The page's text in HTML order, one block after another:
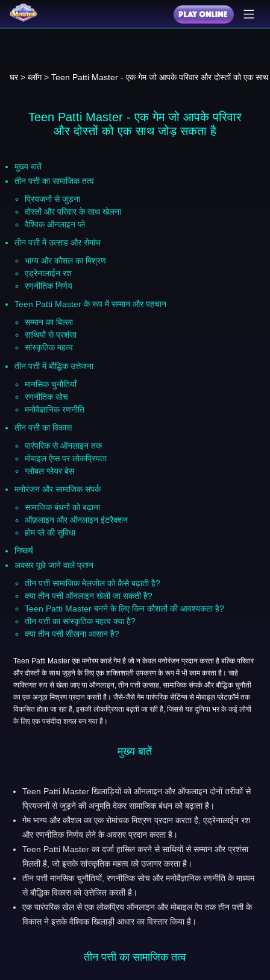
घर> ब्लॉग > Teen Patti Master - एक गेम जो आपके
Teen Patti Master - एक गेम जो आपके परिवार
और दोस्तों को एक साथ जोड़ सकता है
मुख्य बातें
तीन पत्ती का सामाजिक तत्व
प्रियजनों से जुड़ना
दोस्तों और परिवार के साथ खेलना
वैश्विक ऑनलाइन प्ले
तीन पत्ती में उत्साह और रोमांच
भाग्य और कौशल का मिश्रण
एड्रेनालाईन रश
रणनीतिक निर्णय
Teen Patti Master के रूप में सम्मान और पहचान
सम्मान का बिल्ला
साथियों से प्रशंसा
सांस्कृतिक महत्व
तीन पत्ती में बौद्धिक उत्तेजना
मानसिक चुनौतियाँ
रणनीतिक सोच
मनोवैज्ञानिक रणनीति
तीन पत्ती का विकास
पारंपरिक से ऑनलाइन तक
मोबाइल ऐप्स पर लोकप्रियता
ग्लोबल प्लेयर बेस
मनोरंजन और सामाजिक संपर्क
सामाजिक बंधनों को बढ़ाना
ऑफ़लाइन और ऑनलाइन इंटरैक्शन
होम प्ले की सुविधा
निष्कर्ष
अक्सर पूछे जाने वाले प्रश्न
तीन पत्ती सामाजिक मेलजोल को कैसे बढ़ाती है?
क्या तीन पत्ती ऑनलाइन खेली जा सकती है?
Teen Patti Master बनने के लिए किन कौशलों की आवश्यकता है?
तीन पत्ती का सांस्कृतिक महत्व क्या है?
क्या तीन पत्ती सीखना आसान है?
Teen Patti Master एक मनोरम कार्ड गेम है जो न केवल मनोरंजन प्रदान करता है बल्कि परिवार
और दोस्तों के साथ जुड़ने के लिए एक शक्तिशाली उपकरण के रूप में भी काम करता है। चाहे
व्यक्तिगत रूप से खेला जाए या ऑनलाइन, तीन पत्ती उत्साह, सामाजिक संपर्क और बौद्धिक चुनौती
का एक अनूठा मिश्रण प्रदान करती है। जैसे-जैसे गेम पारंपरिक सेटिंग्स से मोबाइल प्लेटफ़ॉर्म तक
विकसित होता जा रहा है, इसकी लोकप्रियता बढ़ती जा रही है, जिससे यह दुनिया भर के कई लोगों
के लिए एक पसंदीदा शगल बन गया है।
मुख्य बातें
Teen Patti Master खिलाड़ियों को ऑनलाइन और ऑफलाइन दोनों तरीकों से
प्रियजनों से जुड़ने की अनुमति देकर सामाजिक बंधन को बढ़ाता है।
गेम भाग्य और कौशल का एक रोमांचक मिश्रण प्रदान करता है, एड्रेनालाईन रश
और रणनीतिक निर्णय लेने के अवसर प्रदान करता है।
Teen Patti Master का दर्जा हासिल करने से साथियों से सम्मान और प्रशंसा
मिलती है, जो इसके सांस्कृतिक महत्व को उजागर करता है।
तीन पत्ती मानसिक चुनौतियों, रणनीतिक सोच और मनोवैज्ञानिक रणनीति के माध्यम
से बौद्धिक विकास को उत्तेजित करती है।
एक पारंपरिक खेल से एक लोकप्रिय ऑनलाइन और मोबाइल ऐप तक तीन पत्ती के
विकास ने इसके वैश्विक खिलाड़ी आधार का विस्तार किया है।
तीन पत्ती का सामाजिक तत्व